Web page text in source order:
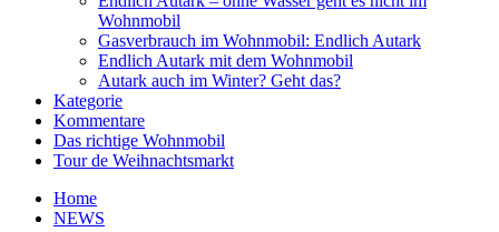
Wohnmobil
Gasverbrauch im Wohnmobil: Endlich Autark
Endlich Autark mit dem Wohnmobil
Autark auch im Winter? Geht das?
Kategorie
Kommentare
Das richtige Wohnmobil
Tour de Weihnachtsmarkt
Home
NEWS